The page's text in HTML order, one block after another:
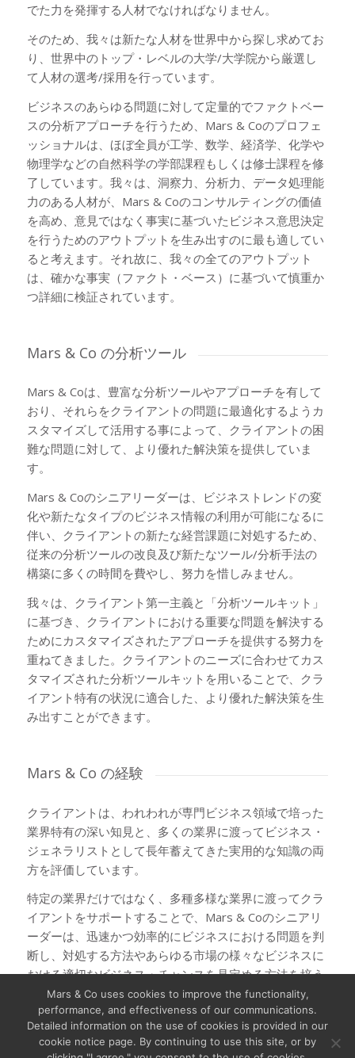
でた力を発揮する人材でなければなりません。
そのため、我々は新たな人材を世界中から探し求めてお
り、世界中のトップ・レベルの大学/大学院から厳選し
て人材の選考/採用を行っています。
ビジネスのあらゆる問題に対して定量的でファクトベー
スの分析アプローチを行うため、Mars & Coのプロフェ
ッショナルは、ほぼ全員が工学、数学、経済学、化学や
物理学などの自然科学の学部課程もしくは修士課程を修
了しています。我々は、洞察力、分析力、データ処理能
力のある人材が、Mars & Coのコンサルティングの価値
を高め、意見ではなく事実に基づいたビジネス意思決定
を行うためのアウトプットを生み出すのに最も適してい
ると考えます。それ故に、我々の全てのアウトプット
は、確かな事実（ファクト・ベース）に基づいて慎重か
つ詳細に検証されています。
Mars & Co の分析ツール
Mars & Coは、豊富な分析ツールやアプローチを有して
おり、それらをクライアントの問題に最適化するようカ
スタマイズして活用する事によって、クライアントの困
難な問題に対して、より優れた解決策を提供していま
す。
Mars & Coのシニアリーダーは、ビジネストレンドの変
化や新たなタイプのビジネス情報の利用が可能になるに
伴い、クライアントの新たな経営課題に対処するため、
従来の分析ツールの改良及び新たなツール/分析手法の
構築に多くの時間を費やし、努力を惜しみません。
我々は、クライアント第一主義と「分析ツールキット」
に基づき、クライアントにおける重要な問題を解決する
ためにカスタマイズされたアプローチを提供する努力を
重ねてきました。クライアントのニーズに合わせてカス
タマイズされた分析ツールキットを用いることで、クラ
イアント特有の状況に適合した、より優れた解決策を生
み出すことができます。
Mars &Co の経験
クライアントは、われわれが専門ビジネス領域で培った
業界特有の深い知見と、多くの業界に渡ってビジネス・
ジェネラリストとして長年蓄えてきた実用的な知識の両
方を評価しています。
特定の業界だけではなく、多種多様な業界に渡ってクラ
イアントをサポートすることで、Mars & Coのシニアリ
ーダーは、迅速かつ効率的にビジネスにおける問題を判
断し、対処する方法やあらゆる市場の様々なビジネスに
おける適切なビジネス・チャンスを見定める方法を培う
ことができます。
Mars & Co uses cookies to improve the functionality,
performance, and effectiveness of our communications.
Detailed information on the use of cookies is provided in our
cookie notice page. By continuing to use this site, or by